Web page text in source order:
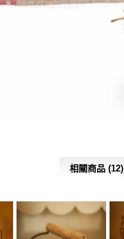
相關商品 (12)